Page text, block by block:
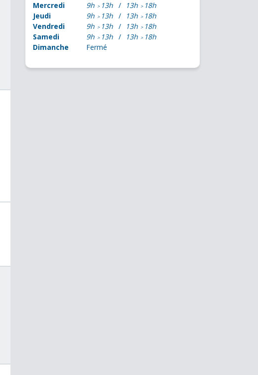
Mercredi
9h 13h 13h
18h
Jeudi
9h 13h 13h
18h
Vendredi
9h 13h 13h
18h
Samedi
9h 13h 13h
18h
Dimanche
Fermé